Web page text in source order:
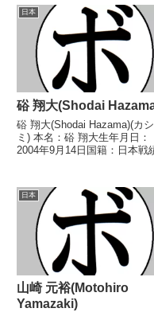
【戦歴】1996/01/30 ●4R判定
(採点不明) 石黒 辰英(相模原
ネクラ)19...
日本
硲 翔大(Shodai
硲 翔大(Shodai Hazama)(カシ
ミ) 本名：硲 翔大生年月日：
2004年9月14日国籍：日本戦
○2RTKO 千本 耕也(北海道
山)2025/03/...
日本
山崎 元裕(Motohiro
Yamazaki)